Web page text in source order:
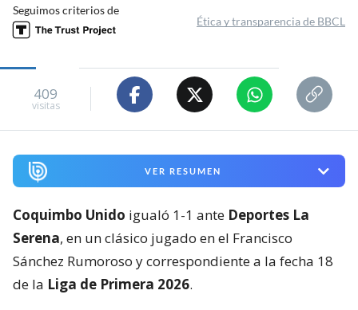
Seguimos criterios de
Ética y transparencia de BBCL
409
visitas
VER RESUMEN
Coquimbo Unido igualó 1-1 ante Deportes La
Serena, en un clásico jugado en el Francisco
Sánchez Rumoroso y correspondiente a la fecha 18
de la Liga de Primera 2026.